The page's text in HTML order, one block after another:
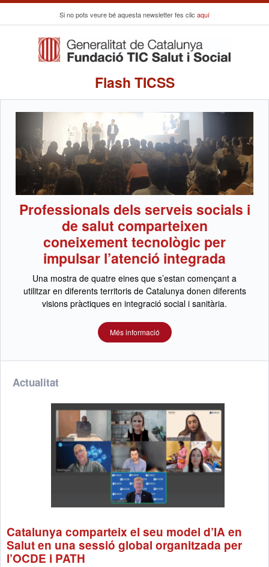
Si no pots veure bé aquesta newsletter fes clic aquí
Flash TICSS
Professionals dels serveis socials i
de salut comparteixen
coneixement tecnològic per
impulsar l’atenció integrada
Una mostra de quatre eines que s’estan començant a
utilitzar en diferents territoris de Catalunya donen diferents
visions pràctiques en integració social i sanitària.
Més informació
Actualitat
Catalunya comparteix el seu model d’IA en
Salut en una sessió global organitzada per
l’OCDE i PATH